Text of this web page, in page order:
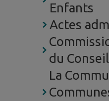
Enfants
Actes
du
La